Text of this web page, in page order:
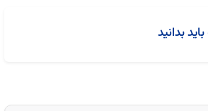
بدانید